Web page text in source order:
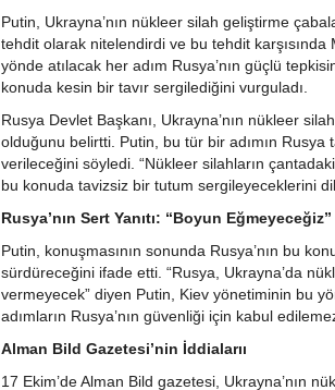
Putin, Ukrayna’nın nükleer silah geliştirme
tehdit olarak nitelendirdi ve bu tehdit karşısında
yönde atılacak her adım Rusya’nın güçlü
konuda kesin bir tavır sergilediğini vurguladı.
Rusya Devlet Başkanı, Ukrayna’nın nükleer
olduğunu belirtti. Putin, bu tür bir adımın Rusya
verileceğini söyledi. “Nükleer silahların
bu konuda tavizsiz bir tutum sergileyeceklerini
Rusya’nın Sert Yanıtı: “Boyun Eğmeyeceğiz”
Putin, konuşmasının sonunda Rusya’nın bu
sürdüreceğini ifade etti. “Rusya, Ukrayna’da
vermeyecek” diyen Putin, Kiev yönetiminin bu
adımların Rusya’nın güvenliği için kabul
Alman Bild Gazetesi’nin İddialarıı
17 Ekim’de Alman Bild gazetesi, Ukrayna’nın